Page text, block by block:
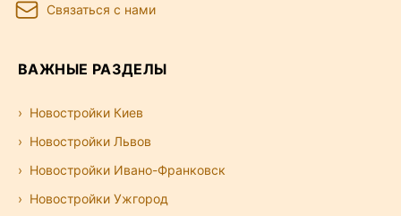
Связаться с нами
ВАЖНЫЕ РАЗДЕЛЫ
Новостройки Киев
Новостройки Львов
Новостройки Ивано-Франковск
Новостройки Ужгород